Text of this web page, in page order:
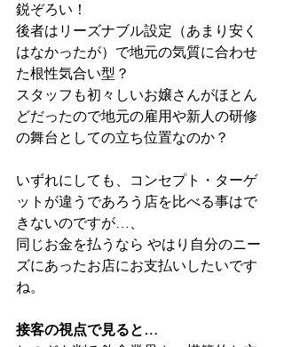
鋭ぞろい！
後者はリーズナブル設定（あまり安く
はなかったが）で地元の気質に合わせ
た根性気合い型？
スタッフも初々しいお嬢さんがほとん
どだったので地元の雇用や新人の研修
の舞台としての立ち位置なのか？
いずれにしても、コンセプト・ターゲ
ットが違うであろう店を比べる事はで
きないのですが…、
同じお金を払うなら やはり自分のニー
ズにあったお店にお支払いしたいです
ね。
接客の視点で見ると…